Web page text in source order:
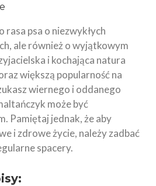
psa o niezwykłych
ale również o wyjątkowym
i kochająca natura
większą popularność na
wiernego i oddanego
może być
Pamiętaj jednak, że aby
i zdrowe życie, należy zadbać
spacery.